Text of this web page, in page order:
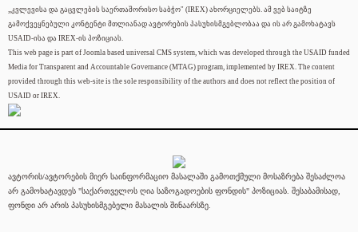
„კვლევისა და გაცვლების საერთაშორისო საბჭო" (IREX) ახორციელებს. ამ ვებ საიტზე
გამოქვეყნებული კონტენტი მთლიანად ავტორების პასუხისმგებლობაა და ის არ გამოხატავს
USAID-ისა და IREX-ის პოზიციას.
This web page is part of Joomla based universal CMS system, which was developed through the USAID funded
Media for Transparent and Accountable Governance (MTAG) program, implemented by IREX. The content
provided through this web-site is the sole responsibility of the authors and does not reflect the position of
USAID or IREX.
ავტორის/ავტორების მიერ საინფორმაციო მასალაში გამოთქმული მოსაზრება შესაძლოა
არ გამოხატავდეს "საქართველოს ღია საზოგადოების ფონდის" პოზიციას. შესაბამისად,
ფონდი არ არის პასუხისმგებელი მასალის შინაარსზე.